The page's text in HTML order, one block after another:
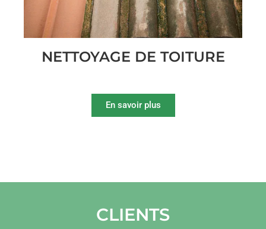
NETTOYAGE DE TOITURE
En savoir plus
CLIENTS